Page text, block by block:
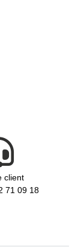
client
71 09 18